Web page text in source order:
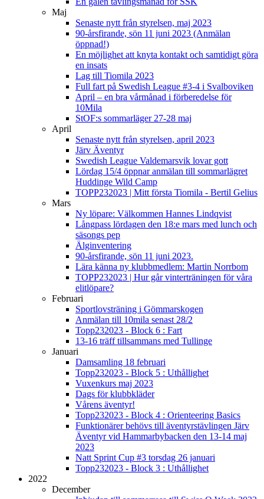
Maj
Senaste nytt från styrelsen, maj 2023
90-årsfirande, sön 11 juni 2023 (Anmälan
öppnad!)
En möjlighet att knyta kontakt och samtidigt göra
en insats
Lag till Tiomila 2023
Full fart på Swedish League #3-4 i Svalboviken
April – en bra vårmånad i förberedelse för
10Mila
StOF:s sommarläger 27-28 maj
April
Senaste nytt från styrelsen, april 2023
Järv Äventyr
Swedish League Valdemarsvik lovar gott
Lördag 15/4 öppnar anmälan till sommarlägret
Huddinge Wild Camp
TOPP232023 | Mitt första Tiomila - Bertil Gelius
Mars
Ny löpare: Välkommen Hannes Lindqvist
Långpass lördagen den 18:e mars med lunch och
säsongs pep
Älginventering
90-årsfirande, sön 11 juni 2023.
Lära känna ny klubbmedlem: Martin Norrbom
TOPP232023 | Hur går vinterträningen för våra
elitlöpare?
Februari
Sportlovsträning i Gömmarskogen
Anmälan till 10mila senast 28/2
Topp232023 - Block 6 : Fart
13-16 träff tillsammans med Tullinge
Januari
Damsamling 18 februari
Topp232023 - Block 5 : Uthållighet
Vuxenkurs maj 2023
Dags för klubbkläder
Vårens äventyr!
Topp232023 - Block 4 : Orienteering Basics
Funktionärer behövs till äventyrstävlingen Järv
Äventyr vid Hammarbybacken den 13-14 maj
2023
Natt Sprint Cup #3 torsdag 26 januari
Topp232023 - Block 3 : Uthållighet
2022
December